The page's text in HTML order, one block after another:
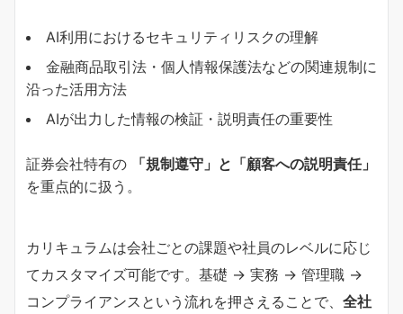
AI利用におけるセキュリティリスクの理解
金融商品取引法・個人情報保護法などの関連規制に
沿った活用方法
AIが出力した情報の検証・説明責任の重要性
証券会社特有の
「規制遵守」と「顧客への説明責任」
を重点的に扱う。
カリキュラムは会社ごとの課題や社員のレベルに応じ
てカスタマイズ可能です。基礎 → 実務 → 管理職 →
コンプライアンスという流れを押さえることで、 全社